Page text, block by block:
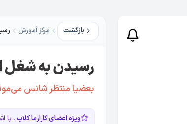
بازگشت مرکز آموزش
رسیدن به شغل
بعضیا منتظر شانس
ویژه اعضایکارازما کلاب. با